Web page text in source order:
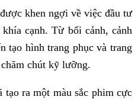
được khen ngợi về việc đầu tư
cạnh. Từ bối cảnh, cảnh
tạo hình trang phục và trang
chút kỹ lưỡng.
ra một màu sắc phim cực